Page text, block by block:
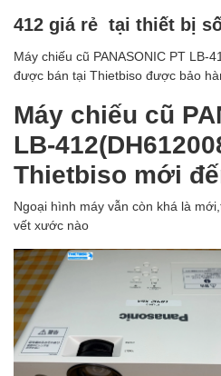
412 giá rẻ tại thiết bị
Máy chiếu cũ PANASONIC PT
được bán tại Thietbiso được bảo
Máy chiếu cũ
LB-
Thietbiso mới
Ngoại hình máy vẫn còn khá là
vết xước nào